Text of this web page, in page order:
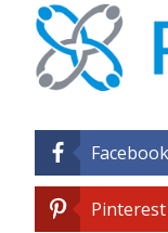
Facebook
Pinterest